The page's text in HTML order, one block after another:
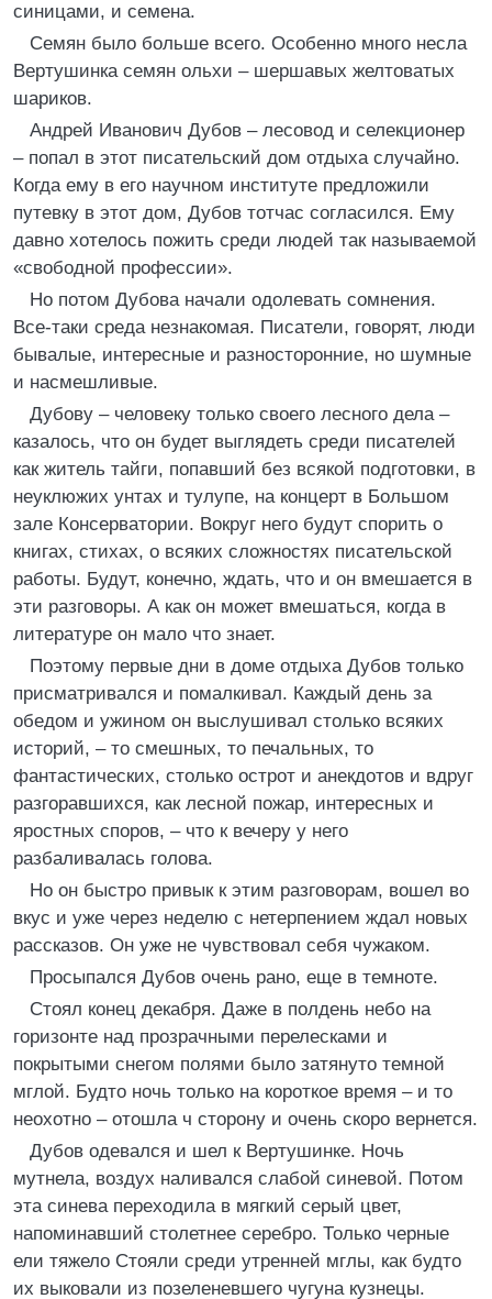
синицами, и семена.
Семян было больше всего. Особенно много несла
Вертушинка семян ольхи – шершавых желтоватых
шариков.
Андрей Иванович Дубов – лесовод и селекционер
– попал в этот писательский дом отдыха случайно.
Когда ему в его научном институте предложили
путевку в этот дом, Дубов тотчас согласился. Ему
давно хотелось пожить среди людей так называемой
«свободной профессии».
Но потом Дубова начали одолевать сомнения.
Все-таки среда незнакомая. Писатели, говорят, люди
бывалые, интересные и разносторонние, но шумные
и насмешливые.
Дубову – человеку только своего лесного дела –
казалось, что он будет выглядеть среди писателей
как житель тайги, попавший без всякой подготовки, в
неуклюжих унтах и тулупе, на концерт в Большом
зале Консерватории. Вокруг него будут спорить о
книгах, стихах, о всяких сложностях писательской
работы. Будут, конечно, ждать, что и он вмешается в
эти разговоры. А как он может вмешаться, когда в
литературе он мало что знает.
Поэтому первые дни в доме отдыха Дубов только
присматривался и помалкивал. Каждый день за
обедом и ужином он выслушивал столько всяких
историй, – то смешных, то печальных, то
фантастических, столько острот и анекдотов и вдруг
разгоравшихся, как лесной пожар, интересных и
яростных споров, – что к вечеру у него
разбаливалась голова.
Но он быстро привык к этим разговорам, вошел во
вкус и уже через неделю с нетерпением ждал новых
рассказов. Он уже не чувствовал себя чужаком.
Просыпался Дубов очень рано, еще в темноте.
Стоял конец декабря. Даже в полдень небо на
горизонте над прозрачными перелесками и
покрытыми снегом полями было затянуто темной
мглой. Будто ночь только на короткое время – и то
неохотно – отошла ч сторону и очень скоро вернется.
Дубов одевался и шел к Вертушинке. Ночь
мутнела, воздух наливался слабой синевой. Потом
эта синева переходила в мягкий серый цвет,
напоминавший столетнее серебро. Только черные
ели тяжело Стояли среди утренней мглы, как будто
их выковали из позеленевшего чугуна кузнецы.